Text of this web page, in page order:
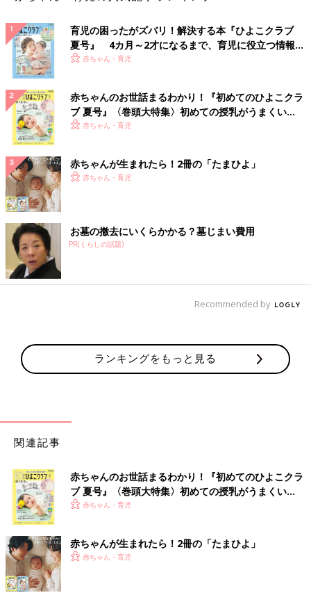
育児の困ったがズバリ！解決する本『ひよこクラブ
夏号』 4カ月～2才になるまで、育児に役立つ情報が
いっぱい！
赤ちゃん・育児
赤ちゃんのお世話まるわかり！『初めてのひよこクラ
ブ 夏号』〈巻頭大特集〉初めての授乳がうまくい
く！ おっぱい・ミルクの基本と夏のトラブル 解決テ
赤ちゃん・育児
赤ちゃんが生まれたら！2冊の「たまひよ」
赤ちゃん・育児
お墓の撤去にいくらかかる？墓じまい費用
PR(くらしの話題)
Recommended by
ランキングをもっと見る
関連記事
赤ちゃんのお世話まるわかり！『初めてのひよこクラ
ブ 夏号』〈巻頭大特集〉初めての授乳がうまくい
く！ おっぱい・ミルクの基本と夏のトラブル 解決テ
赤ちゃん・育児
赤ちゃんが生まれたら！2冊の「たまひよ」
赤ちゃん・育児